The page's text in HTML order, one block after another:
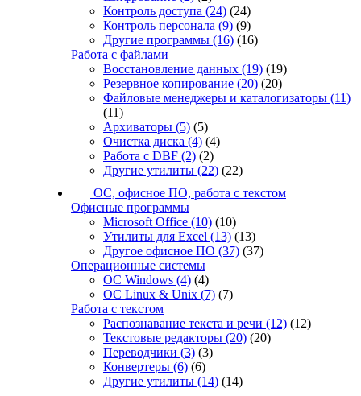
Контроль доступа (24) (24)
Контроль персонала (9) (9)
Другие программы (16) (16)
Работа с файлами
Восстановление данных (19) (19)
Резервное копирование (20) (20)
Файловые менеджеры и каталогизаторы (11)
(11)
Архиваторы (5) (5)
Очистка диска (4) (4)
Работа с DBF (2) (2)
Другие утилиты (22) (22)
ОС, офисное ПО, работа с текстом
Офисные программы
Microsoft Office (10) (10)
Утилиты для Excel (13) (13)
Другое офисное ПО (37) (37)
Операционные системы
ОС Windows (4) (4)
ОС Linux & Unix (7) (7)
Работа с текстом
Распознавание текста и речи (12) (12)
Текстовые редакторы (20) (20)
Переводчики (3) (3)
Конвертеры (6) (6)
Другие утилиты (14) (14)